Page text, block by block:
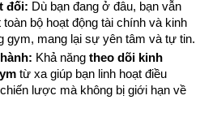
đối: Dù bạn đang ở đâu, bạn vẫn
bộ hoạt động tài chính và kinh
gym, mang lại sự yên tâm và tự tin.
Khả năng theo dõi kinh
từ xa giúp bạn linh hoạt điều
lược mà không bị giới hạn về